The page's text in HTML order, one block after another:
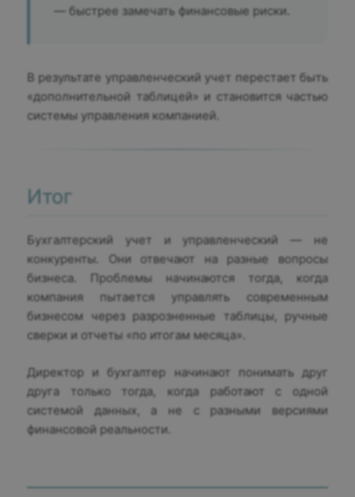
— быстрее замечать финансовые риски.
В результате управленческий учет перестает быть
«дополнительной таблицей» и становится частью
системы управления компанией.
Итог
Бухгалтерский учет и управленческий — не
конкуренты. Они отвечают на разные вопросы
бизнеса. Проблемы начинаются тогда, когда
компания пытается управлять современным
бизнесом через разрозненные таблицы, ручные
сверки и отчеты «по итогам месяца».
Директор и бухгалтер начинают понимать друг
друга только тогда, когда работают с одной
системой данных, а не с разными версиями
финансовой реальности.